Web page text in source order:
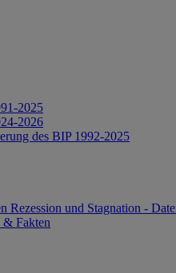
2025
2026
des BIP 1992-2025
Rezession und Stagnation -
& Fakten